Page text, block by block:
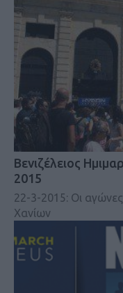
Βενιζέλειος
2015
22-3-2015: Οι
Χανίων